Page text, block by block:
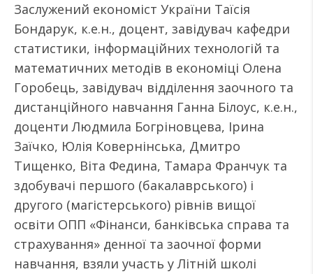
Заслужений економіст України Таїсія
Бондарук, к.е.н., доцент, завідувач кафедри
статистики, інформаційних технологій та
математичних методів в економіці Олена
Горобець, завідувач відділення заочного та
дистанційного навчання Ганна Білоус, к.е.н.,
доценти Людмила Богріновцева, Ірина
Заїчко, Юлія Ковернінська, Дмитро
Тищенко, Віта Федина, Тамара Франчук та
здобувачі першого (бакалаврського) і
другого (магістерського) рівнів вищої
освіти ОПП «Фінанси, банківська справа та
страхування» денної та заочної форми
навчання, взяли участь у Літній школі